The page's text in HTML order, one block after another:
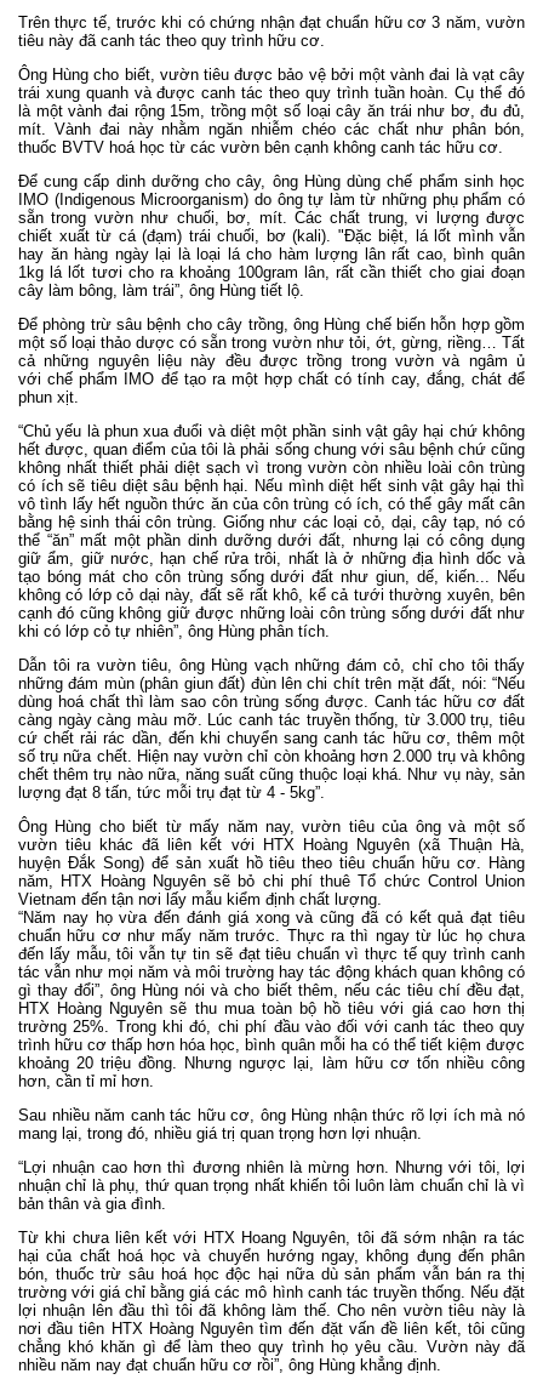
Trên thực tế, trước khi có chứng nhận đạt chuẩn hữu cơ 3 năm, vườn
tiêu này đã canh tác theo quy trình hữu cơ.
Ông Hùng cho biết, vườn tiêu được bảo vệ bởi một vành đai là vạt cây
trái xung quanh và được canh tác theo quy trình tuần hoàn. Cụ thể đó
là một vành đai rộng 15m, trồng một số loạicây ăn trái như bơ, đu đủ,
mít. Vành đai này nhằm ngăn nhiễm chéo các chất như phân bón,
thuốc BVTV hoá học từ các vườn bên cạnh không canh tác hữu cơ.
Để cung cấp dinh dưỡng cho cây, ông Hùng dùng chế phẩm sinh học
IMO (Indigenous Microorganism) do ông tự làm từ những phụ phẩm có
sẵn trong vườn như chuối, bơ, mít. Các chất trung, vi lượng được
chiết xuất từ cá (đạm) trái chuối, bơ (kali). "Đặc biệt, lá lốt mình vẫn
hay ăn hàng ngày lại là loại lá cho hàm lượng lân rất cao, bình quân
1kg lá lốt tươi cho ra khoảng 100gram lân, rất cần thiết cho giai đoạn
cây làm bông, làm trái”, ông Hùng tiết lộ.
Để phòng trừ sâu bệnh cho cây trồng, ông Hùng chế biến hỗn hợp gồm
một số loại thảo dược có sẵn trong vườn như tỏi, ớt, gừng, riềng… Tất
cả những nguyên liệu này đều được trồng trong vườn và ngâm ủ
vớichế phẩm IMO để tạo ra một hợp chất có tính cay, đắng, chát để
phun xịt.
“Chủ yếu là phun xua đuổi và diệt một phần sinh vật gây hại chứ không
hết được, quan điểm của tôi là phải sống chung với sâu bệnh chứ cũng
không nhất thiết phải diệt sạch vì trong vườn còn nhiều loài côn trùng
có ích sẽ tiêu diệt sâu bệnh hại. Nếu mình diệt hết sinh vật gây hại thì
vô tình lấy hết nguồn thức ăn của côn trùng có ích, có thể gây mất cân
bằng hệ sinh thái côn trùng. Giống như các loại cỏ, dại, cây tạp, nó có
thể “ăn” mất một phần dinh dưỡng dưới đất, nhưng lại có công dụng
giữ ẩm, giữ nước, hạn chế rửa trôi, nhất là ở những địa hình dốc và
tạo bóng mát cho côn trùng sống dưới đất như giun, dế, kiến... Nếu
không có lớp cỏ dại này, đất sẽ rất khô, kể cả tưới thường xuyên, bên
cạnh đó cũng không giữ được những loài côn trùng sống dưới đất như
khi có lớp cỏ tự nhiên”, ông Hùng phân tích.
Dẫn tôi ra vườn tiêu, ông Hùng vạch những đám cỏ, chỉ cho tôi thấy
những đám mùn (phân giun đất) đùn lên chi chít trên mặt đất, nói: “Nếu
dùng hoá chất thì làm sao côn trùng sống được. Canh tác hữu cơ đất
càng ngày càng màu mỡ. Lúc canh tác truyền thống, từ 3.000 trụ, tiêu
cứ chết rải rác dần, đến khi chuyển sang canh tác hữu cơ, thêm một
số trụ nữa chết. Hiện nay vườn chỉ còn khoảng hơn 2.000 trụ và không
chết thêm trụ nào nữa, năng suất cũng thuộc loại khá. Như vụ này, sản
lượng đạt 8 tấn, tức mỗi trụ đạt từ 4 - 5kg”.
Ông Hùng cho biết từ mấy năm nay, vườn tiêu của ông và một số
vườn tiêu khác đã liên kết với HTX Hoàng Nguyên (xã Thuận Hà,
huyện Đắk Song) để sản xuất hồ tiêu theo tiêu chuẩn hữu cơ. Hàng
năm, HTX Hoàng Nguyên sẽ bỏ chi phí thuê Tổ chức Control Union
Vietnam đến tận nơi lấy mẫu kiểm định chất lượng.
“Năm nay họ vừa đến đánh giá xong và cũng đã có kết quả đạt tiêu
chuẩn hữu cơnhư mấy năm trước. Thực ra thì ngay từ lúc họ chưa
đến lấy mẫu, tôi vẫn tự tin sẽ đạt tiêu chuẩn vì thực tế quy trình canh
tác vẫn như mọi năm và môi trường hay tác động khách quan không có
gì thay đổi”, ông Hùng nói và cho biết thêm, nếu các tiêu chí đều đạt,
HTX Hoàng Nguyên sẽ thu mua toàn bộ hồ tiêu với giá cao hơn thị
trường 25%. Trong khi đó, chi phí đầu vào đối với canh tác theo quy
trình hữu cơ thấp hơn hóa học, bình quân mỗi ha có thể tiết kiệm được
khoảng 20 triệu đồng. Nhưng ngược lại, làm hữu cơ tốn nhiều công
hơn, cần tỉ mỉ hơn.
Sau nhiều năm canh tác hữu cơ, ông Hùng nhận thức rõ lợi ích mà nó
mang lại, trong đó, nhiều giá trị quan trọng hơn lợi nhuận.
“Lợi nhuận cao hơn thì đương nhiên là mừng hơn. Nhưng với tôi, lợi
nhuận chỉ là phụ, thứ quan trọng nhất khiến tôi luôn làm chuẩn chỉ là vì
bản thân và gia đình.
Từ khi chưa liên kết với HTX Hoang Nguyên, tôi đã sớm nhận ra tác
hại của chất hoá học và chuyển hướng ngay, không đụng đến phân
bón, thuốc trừ sâu hoá học độc hại nữa dù sản phẩm vẫn bán ra thị
trường với giá chỉ bằng giá các mô hình canh tác truyền thống. Nếu đặt
lợi nhuận lên đầu thì tôi đã không làm thế. Cho nên vườn tiêu này là
nơi đầu tiên HTX Hoàng Nguyên tìm đến đặt vấn đề liên kết, tôi cũng
chẳng khó khăn gì để làm theo quy trình họ yêu cầu. Vườn này đã
nhiều năm nay đạt chuẩn hữu cơ rồi”, ông Hùng khẳng định.